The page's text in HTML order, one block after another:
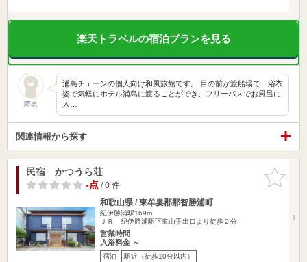
楽天トラベルの宿泊プランを見る
匿名
浦島チェーンの個人向け和風旅館です。 目の前が渡船場で、浴衣
姿で気軽にホテル浦島に渡ることができ、フリーパスでお風呂に
入…
関連情報から探す
お気に入
りに追加
民宿 かつうら荘
-点/ 0 件
和歌山県 / 東牟婁郡那智勝浦町
紀伊勝浦駅169m
ＪＲ 紀伊勝浦駅下車山手出口より徒歩２分
営業時間
入浴料金 ～
宿泊 駅近（徒歩10分以内）